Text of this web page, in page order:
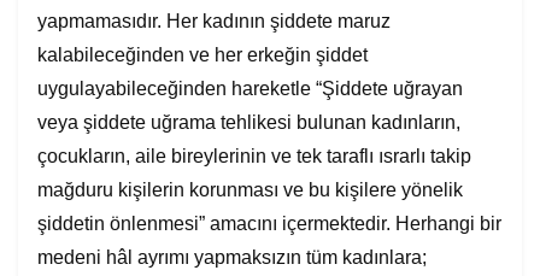
yapmamasıdır. Her kadının şiddete maruz
kalabileceğinden ve her erkeğin şiddet
uygulayabileceğinden hareketle “Şiddete uğrayan
veya şiddete uğrama tehlikesi bulunan kadınların,
çocukların, aile bireylerinin ve tek taraflı ısrarlı takip
mağduru kişilerin korunması ve bu kişilere yönelik
şiddetin önlenmesi” amacını içermektedir. Herhangi bir
medeni hâl ayrımı yapmaksızın tüm kadınlara;